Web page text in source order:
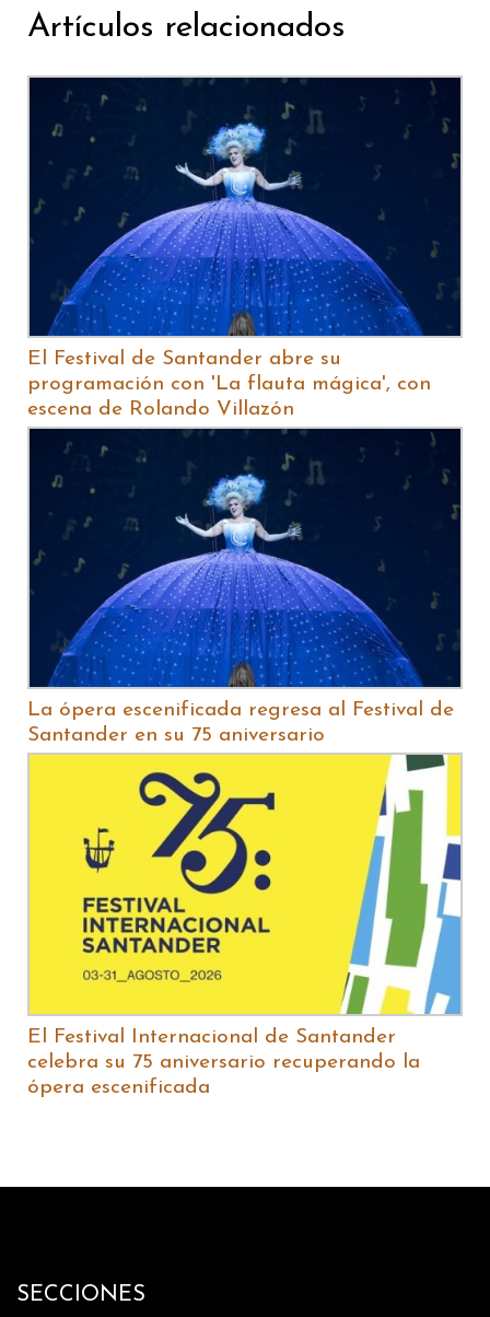
Artículos relacionados
El Festival de Santander abre su
programación con 'La flauta mágica', con
escena de Rolando Villazón
La ópera escenificada regresa al Festival de
Santander en su 75 aniversario
El Festival Internacional de Santander
celebra su 75 aniversario recuperando la
ópera escenificada
SECCIONES